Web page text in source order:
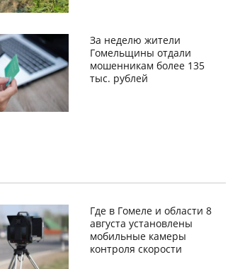
За неделю жители
Гомельщины отдали
мошенникам более 135
тыс. рублей
Где в Гомеле и области 8
августа установлены
мобильные камеры
контроля скорости